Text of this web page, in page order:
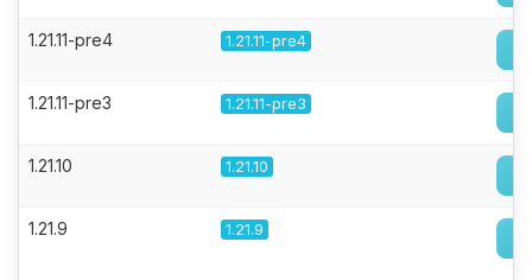
1.21.11-pre4 1.21.11-pre4
1.21.11-pre3 1.21.11-pre3
1.21.10 1.21.10
1.21.9 1.21.9